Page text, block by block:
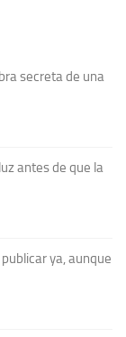
secreta de una
antes de que la
ya, aunque